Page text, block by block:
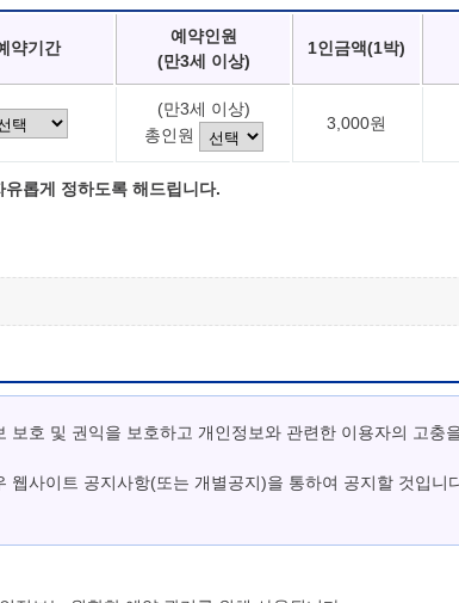
약기간
예약인원
(만3세 이상)
1인금액(1박)
(만3세 이상)
총인원
3,000원
롭게 정하도록 해드립니다.
호 및 권익을 보호하고 개인정보와 관련한 이용자의 고충
사이트 공지사항(또는 개별공지)을 통하여 공지할 것입니